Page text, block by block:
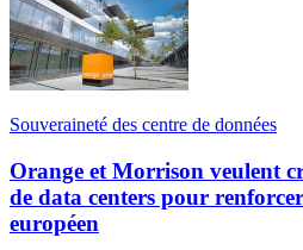
Souveraineté des centre de données
Orange et Morrison veulent
de data centers pour
européen